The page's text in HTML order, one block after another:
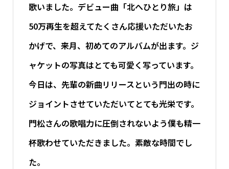
歌いました。デビュー曲「北へひとり旅」は
50万再生を超えてたくさん応援いただいたお
かげで、来月、初めてのアルバムが出ます。ジ
ャケットの写真はとても可愛く写っています。
今日は、先輩の新曲リリースという門出の時に
ジョイントさせていただいてとても光栄です。
門松さんの歌唱力に圧倒されないよう僕も精一
杯歌わせていただきました。素敵な時間でし
た。